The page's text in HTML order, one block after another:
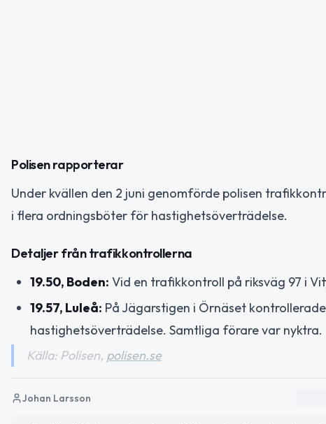
Polisen rapporterar
Under kvällen den 2 juni genomförde polisen
i flera ordningsböter för hastighetsöverträdelse.
Detaljer från trafikkontrollerna
19.50, Boden: Vid en trafikkontroll på riksväg 97 i
19.57, Luleå: På Jägarstigen i Örnäset
hastighetsöverträdelse. Samtliga förare var nyktra.
Källa: Polisen, polisen.se
Johan Larsson